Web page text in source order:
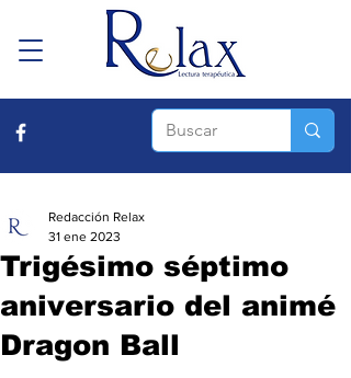
Trigésimo séptimo
aniversario del animé
Dragon Ball
Redacción Relax
31 ene 2023